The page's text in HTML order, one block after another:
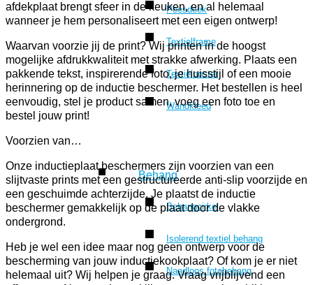
Peesdoek
Textielframe
Textielposter
Wandkleed
Behang
Behangcirkel
Isolerend textiel behang
Naadloos fotobehang
afdekplaat brengt sfeer in de keuken, en al helemaal
wanneer je hem personaliseert met een eigen ontwerp!
Waarvan voorzie jij de print? Wij printen in de hoogst
mogelijke afdrukkwaliteit met strakke afwerking. Plaats een
pakkende tekst, inspirerende foto, je huisstijl of een mooie
herinnering op de inductie beschermer. Het bestellen is heel
eenvoudig, stel je product samen, voeg een foto toe en
bestel jouw print!
Voorzien van…
Onze inductieplaat beschermers zijn voorzien van een
slijtvaste prints met een gestructureerde anti-slip voorzijde en
een geschuimde achterzijde. Je plaatst de inductie
beschermer gemakkelijk op de plaat door de vlakke
ondergrond.
Heb je wel een idee maar nog geen ontwerp voor de
bescherming van jouw inductiekookplaat? Of kom je er niet
helemaal uit? Wij helpen je graag. Vraag vrijblijvend een